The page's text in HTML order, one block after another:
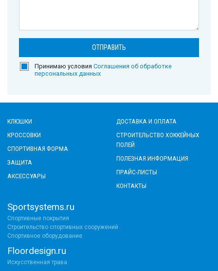
Принимаю условия Соглашения об обработке
персональных данных
КЛЮШКИ
КРОССОВКИ
СПОРТИВНАЯ ФОРМА
ЗАЩИТА
АКСЕССУАРЫ
ДОСТАВКА И ОПЛАТА
СТРОИТЕЛЬСТВО ХОККЕЙНЫХ
ПОЛЕЙ
ПОЛЕЗНАЯ ИНФОРМАЦИЯ
ПРАЙС-ЛИСТЫ
КОНТАКТЫ
Sportsystems.ru
Спортивные покрытия
Строительство спортивных сооружений
Спортивное оборудование
Floordesign.ru
Искусственная трава